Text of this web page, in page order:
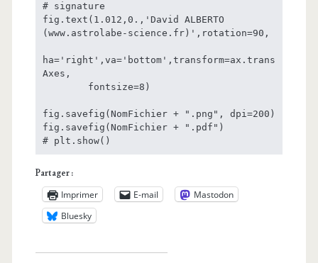
# signature
fig.text(1.012,0.,'David ALBERTO
(www.astrolabe-science.fr)',rotation=90,
ha='right',va='bottom',transform=ax.trans
Axes,
fig.savefig(NomFichier + ".png", dpi=200)
fig.savefig(NomFichier + ".pdf")
Partager :
Imprimer E-mail
Mastodon
Bluesky